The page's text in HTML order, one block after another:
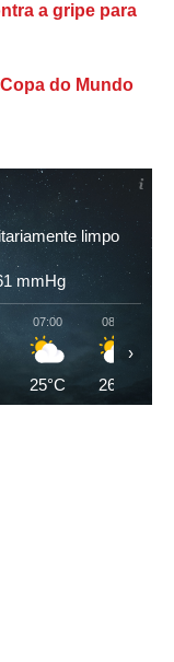
a gripe para
do Mundo
limpo
mmHg
07:00
25°C
08:00
26°C
›